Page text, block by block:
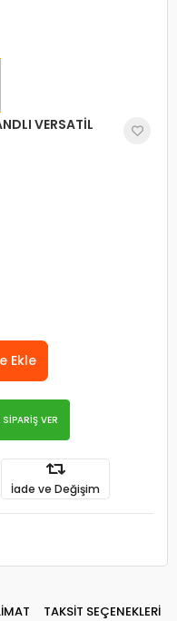
VERSATİL
Ekle
VER
İade ve Değişim
TAKSİT SEÇENEKLERİ